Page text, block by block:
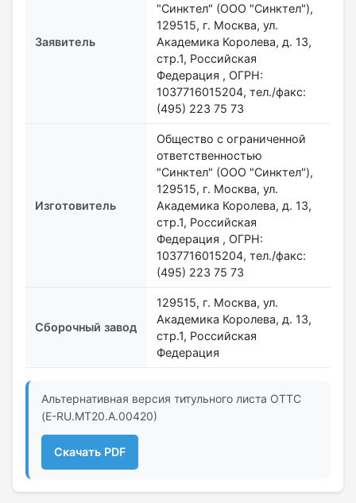
Заявитель
"Синктел" (ООО "Синктел"),
129515, г. Москва, ул.
Академика Королева, д. 13,
стр.1, Российская
Федерация , ОГРН:
1037716015204, тел./факс:
(495) 223 75 73
Изготовитель
Общество с ограниченной
ответственностью
"Синктел" (ООО "Синктел"),
129515, г. Москва, ул.
Академика Королева, д. 13,
стр.1, Российская
Федерация , ОГРН:
1037716015204, тел./факс:
(495) 223 75 73
Сборочный завод
129515, г. Москва, ул.
Академика Королева, д. 13,
стр.1, Российская
Федерация
Альтернативная версия титульного листа ОТТС
(Е-RU.MT20.А.00420)
Скачать PDF